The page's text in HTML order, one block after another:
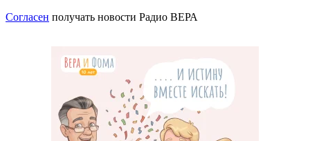
Согласен получать новости Радио ВЕРА